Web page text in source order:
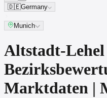
🇩🇪Germany
Munich
Altstadt-
Marktdaten |